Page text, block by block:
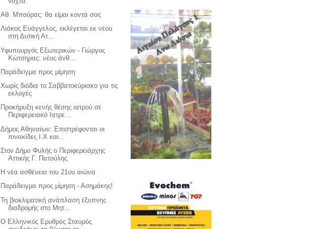
Αθ. Μπούρας: θα είμαι κοντά σας
Λιάκος Ευάγγελος, εκλέγεται εκ νέου
στη Δυτική Ατ...
Υφυπουργός Εξωτερικών - Γιώργος
Κώτσηρας: νέος άνθ...
Παράδειγμα προς μίμηση
Χωρίς διόδια το Σαββατοκύριακο για τις
εκλογές
Προκήρυξη κενής θέσης ιατρού σε
Περιφερειακό Ιατρε...
Δήμος Αθηναίων: Επιστρέφονται οι
πινακίδες Ι.Χ και...
Στον Δήμο Φυλής ο Περιφερειάρχης
Αττικής Γ. Πατούλης
Η νέα ασθένεια του 21ου αιώνα
Παράδειγμα προς μίμηση - Ασημάκης!
Τη βιοκλιματική ανάπλαση έξυπνης
διαδρομής στο Μητ...
Ο Ελληνικός Ερυθρός Σταυρός